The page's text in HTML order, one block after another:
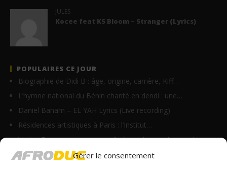
Gérer le consentement
JULES
Kocee feat KS Bloom – Stranger (Lyrics)
POPULAIRES CE JOUR
Biographie de Didi B : âge, origine, carrière, Kiff…
L’hymne national du Bénin chanté en dendi : une…
Daniel Banam – EL YAH Lyrics (Live recording)
Résidences artistiques à Paris : l’Institut…
Vodun Days : vers une nouvelle formule pour le grand…
RnBoi feat Ayra Starr – Mon Bébé (Clip Officiel)